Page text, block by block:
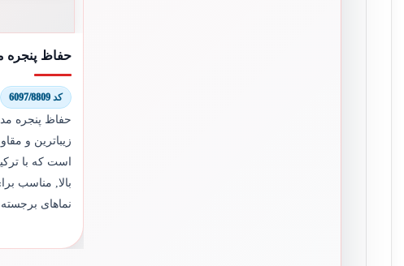
حفاظ پنجره
کد 6097/8809
حفاظ پنجره
زیباترین و
است که با
بالا, مناسب
نماهای